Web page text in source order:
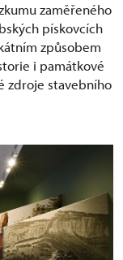
zaměřeného
pískovcích
způsobem
i památkové
zdroje stavebního